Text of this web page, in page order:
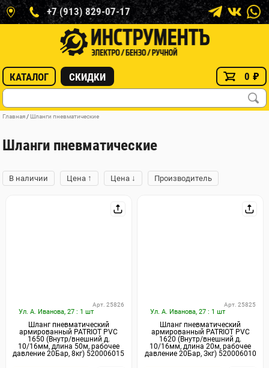
+7 (913) 829-07-17
КАТАЛОГ СКИДКИ 0 ₽
Главная / Шланги пневматические
Шланги пневматические
В наличии Цена ↑ Цена ↓ Производитель
Ул. А. Иванова, 27 : 1 шт
Арт. 25826
Шланг пневматический
армированный PATRIOT PVC
1650 (Внутр/внешний д.
10/16мм, длина 50м, рабочее
давление 20Бар, 8кг) 520006015
Ул. А. Иванова, 27 : 1 шт
Арт. 25825
Шланг пневматический
армированный PATRIOT PVC
1620 (Внутр/внешний д.
10/16мм, длина 20м, рабочее
давление 20Бар, Зкг) 520006010